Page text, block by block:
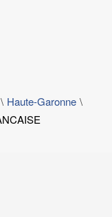
Haute-Garonne